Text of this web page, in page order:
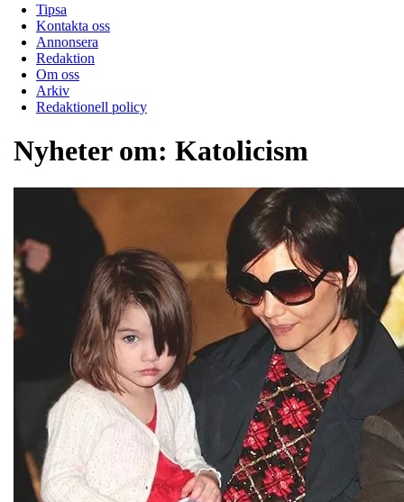
Tipsa
Kontakta oss
Annonsera
Redaktion
Om oss
Arkiv
Redaktionell policy
Nyheter om: Katolicism